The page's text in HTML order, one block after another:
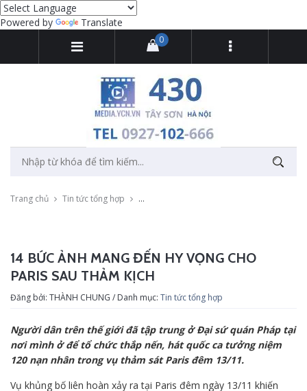
Powered by Translate
0
Trang chủ Tin tức tổng hợp 14 bức ảnh mang đến hy vọng cho Paris
14 BỨC ẢNH MANG ĐẾN HY VỌNG CHO
PARIS SAU THẢM KỊCH
Đăng bởi: THÀNH CHUNG / Danh mục: Tin tức tổng hợp
Người dân trên thế giới đã tập trung ở Đại sứ quán Pháp tại
nơi mình ở để tổ chức thắp nến, hát quốc ca tưởng niệm
120 nạn nhân trong vụ thảm sát Paris đêm 13/11.
Vụ khủng bố liên hoàn xảy ra tại Paris đêm ngày 13/11 khiến